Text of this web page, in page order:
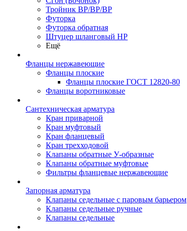
Тройник ВР/ВР/ВР
Футорка
Футорка обратная
Штуцер шланговый НР
Ещё
Фланцы нержавеющие
Фланцы плоские
Фланцы плоские ГОСТ 12820-80
Фланцы воротниковые
Сантехническая арматура
Кран приварной
Кран муфтовый
Кран фланцевый
Кран трехходовой
Клапаны обратные У-образные
Клапаны обратные муфтовые
Фильтры фланцевые нержавеющие
Запорная арматура
Клапаны седельные с паровым барьером
Клапаны седельные ручные
Клапаны седельные